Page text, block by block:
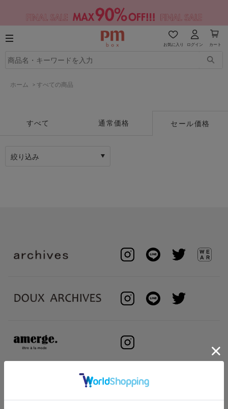
お気に入り ログイン カート
ホーム > すべての商品
すべて 通常価格 セール価格
絞り込み